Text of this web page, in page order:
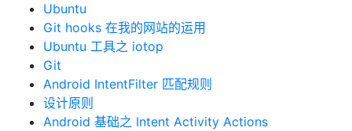
Ubuntu
Git hooks 在我的网站的运用
Ubuntu 工具之 iotop
Git
Android IntentFilter 匹配规则
设计原则
Android 基础之 Intent Activity Actions